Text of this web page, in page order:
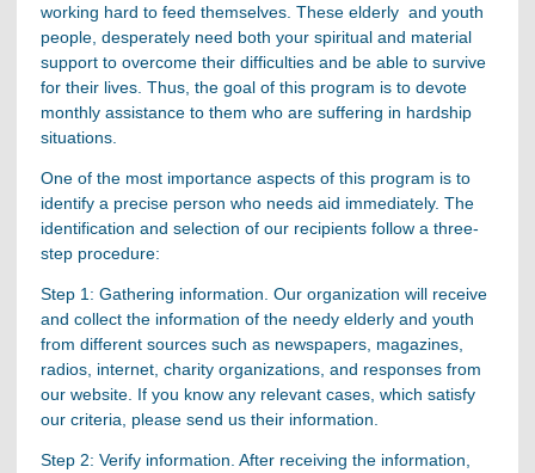
working hard to feed themselves. These elderly and youth
people, desperately need both your spiritual and material
support to overcome their difficulties and be able to survive
for their lives. Thus, the goal of this program is to devote
monthly assistance to them who are suffering in hardship
situations.
One of the most importance aspects of this program is to
identify a precise person who needs aid immediately. The
identification and selection of our recipients follow a three-
step procedure:
Step 1: Gathering information. Our organization will receive
and collect the information of the needy elderly and youth
from different sources such as newspapers, magazines,
radios, internet, charity organizations, and responses from
our website. If you know any relevant cases, which satisfy
our criteria, please send us their information.
Step 2: Verify information. After receiving the information,